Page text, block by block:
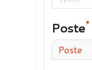
Poste
Poste